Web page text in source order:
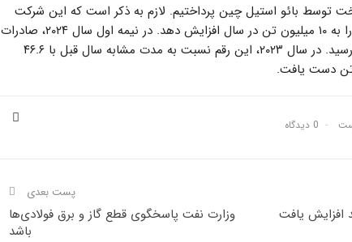
توسط بائو استیل چین پرداختیم. لازم به ذکر است که این شرکت
قصد دارد تا سال ۲۰۲۸ صادرات فولاد را به ۱۰ میلیون تن در سال افزایش دهد. در نیمه اول سال ۲۰۲۴، صادرات
این شرکت به رکورد ۳.۰۴ میلیون تن رسید. در سال ۲۰۲۳، این رقم نسبت به مدت مشابه سال قبل با ۴۶.۶
0 دیدگاه
پست بعدی
وزارت نفت پاسخگوی قطع گاز و برق فولادی‌ها
باشد